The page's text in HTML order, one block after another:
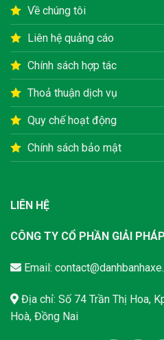
Về chúng tôi
Liên hệ quảng cáo
Chính sách hợp tác
Thoả thuận dịch vụ
Quy chế hoạt động
Chính sách bảo mật
LIÊN HỆ
CÔNG TY CỔ PHẦN GIẢI
Email:
Địa chỉ: Số 74 Trần Thị Hoa,
Hoà, Đồng Nai